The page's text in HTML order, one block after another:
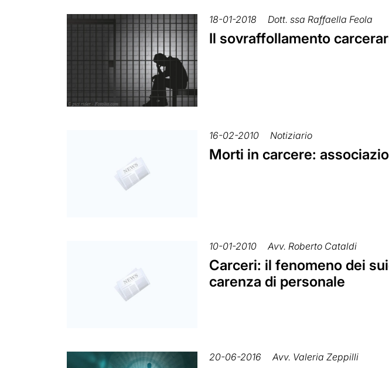
18-01-2018 Dott. ssa Raffaella Feola
Il sovraffollamento
16-02-2010 Notiziario
Morti in carcere:
10-01-2010 Avv. Roberto Cataldi
Carceri: il fenomeno dei
carenza di personale
20-06-2016 Avv. Valeria Zeppilli